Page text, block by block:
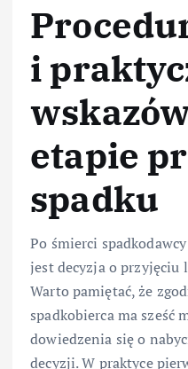
i
etapie
spadku
Po śmierci
jest decyzja o przyjęciu
Warto pamiętać, że
spadkobierca ma sześć
dowiedzenia się o
decyzji. W praktyce